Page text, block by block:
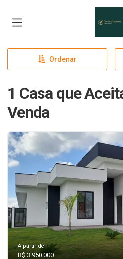
Ordenar
1 Casa que
Venda
A partir de:
R$ 3.950.000